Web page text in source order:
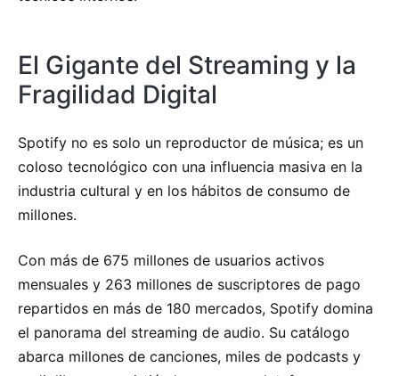
El Gigante del Streaming y la
Fragilidad Digital
Spotify no es solo un reproductor de música; es un
coloso tecnológico con una influencia masiva en la
industria cultural y en los hábitos de consumo de
millones.
Con más de 675 millones de usuarios activos
mensuales y 263 millones de suscriptores de pago
repartidos en más de 180 mercados, Spotify domina
el panorama del streaming de audio. Su catálogo
abarca millones de canciones, miles de podcasts y